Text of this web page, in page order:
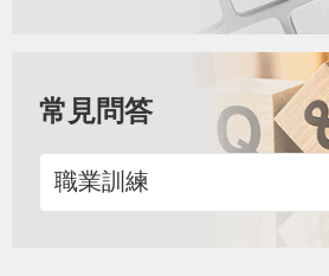
常見問答